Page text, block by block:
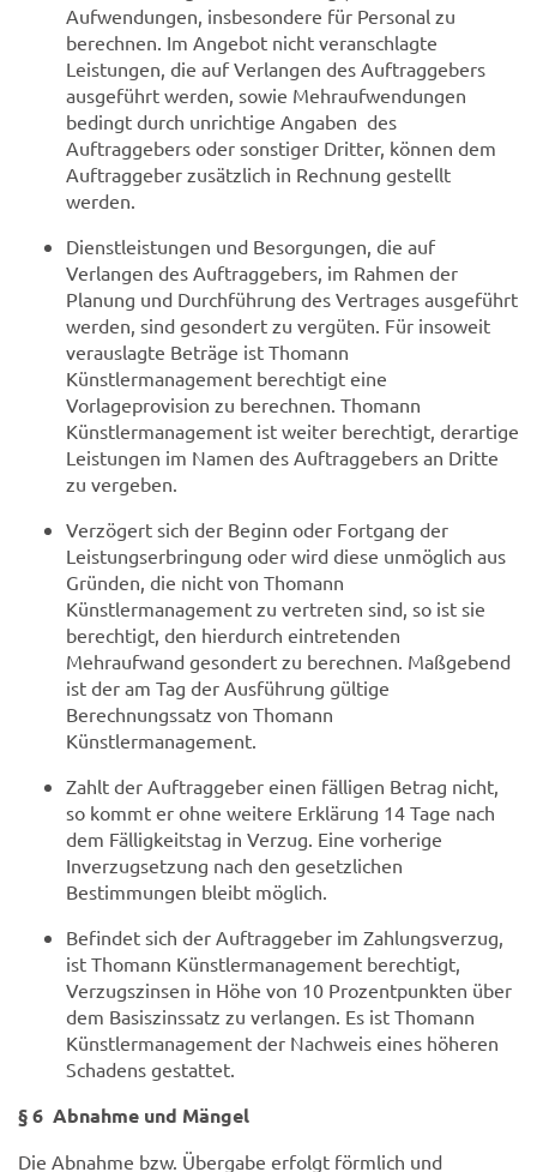
Aufwendungen, insbesondere für Personal zu
berechnen. Im Angebot nicht veranschlagte
Leistungen, die auf Verlangen des Auftraggebers
ausgeführt werden, sowie Mehraufwendungen
bedingt durch unrichtige Angaben des
Auftraggebers oder sonstiger Dritter, können dem
Auftraggeber zusätzlich in Rechnung gestellt
werden.
Dienstleistungen und Besorgungen, die auf
Verlangen des Auftraggebers, im Rahmen der
Planung und Durchführung des Vertrages ausgeführt
werden, sind gesondert zu vergüten. Für insoweit
verauslagte Beträge ist Thomann
Künstlermanagement berechtigt eine
Vorlageprovision zu berechnen. Thomann
Künstlermanagement ist weiter berechtigt, derartige
Leistungen im Namen des Auftraggebers an Dritte
zu vergeben.
Verzögert sich der Beginn oder Fortgang der
Leistungserbringung oder wird diese unmöglich aus
Gründen, die nicht von Thomann
Künstlermanagement zu vertreten sind, so ist sie
berechtigt, den hierdurch eintretenden
Mehraufwand gesondert zu berechnen. Maßgebend
ist der am Tag der Ausführung gültige
Berechnungssatz von Thomann
Künstlermanagement.
Zahlt der Auftraggeber einen fälligen Betrag nicht,
so kommt er ohne weitere Erklärung 14 Tage nach
dem Fälligkeitstag in Verzug. Eine vorherige
Inverzugsetzung nach den gesetzlichen
Bestimmungen bleibt möglich.
Befindet sich der Auftraggeber im Zahlungsverzug,
ist Thomann Künstlermanagement berechtigt,
Verzugszinsen in Höhe von 10 Prozentpunkten über
dem Basiszinssatz zu verlangen. Es ist Thomann
Künstlermanagement der Nachweis eines höheren
Schadens gestattet.
§ 6 Abnahme und Mängel
Die Abnahme bzw. Übergabe erfolgt förmlich und